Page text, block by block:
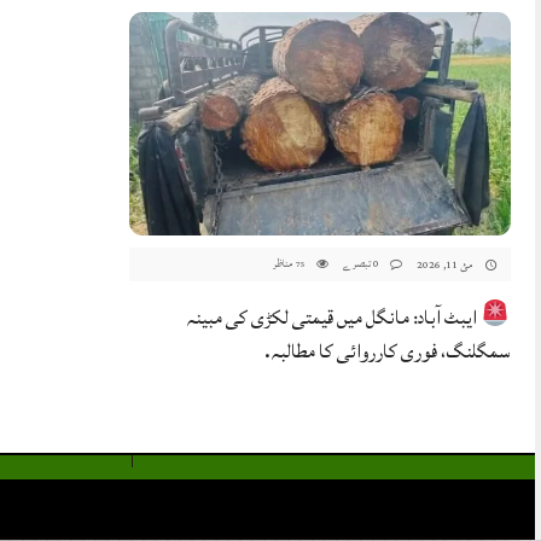
مئ 11, 2026 75 مناظر
ایبٹ آباد: مانگل میں قیمتی لکڑی کی مبینہ
سمگلنگ، فوری کارروائی کا مطالبہ.